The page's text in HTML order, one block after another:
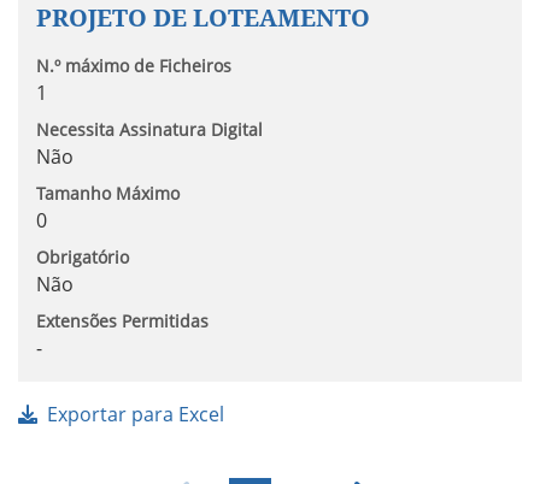
PROJETO DE LOTEAMENTO
N.º máximo de Ficheiros
1
Necessita Assinatura Digital
Não
Tamanho Máximo
0
Obrigatório
Não
Extensões Permitidas
-
Exportar para Excel